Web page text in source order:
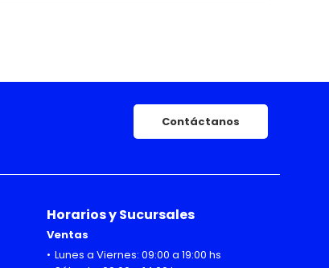
Contáctanos
Horarios y Sucursales
Ventas
Lunes a Viernes: 09:00 a 19:00 hs